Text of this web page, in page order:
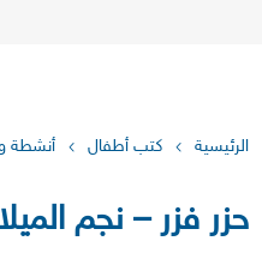
الرئيسية كتب أطفال أنشطة
حزر فزر – نجم